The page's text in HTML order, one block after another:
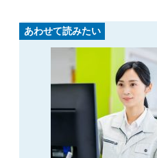
あわせて読みたい